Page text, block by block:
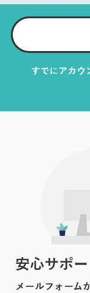
すでにアカウ
安心サポー
メールフォーム